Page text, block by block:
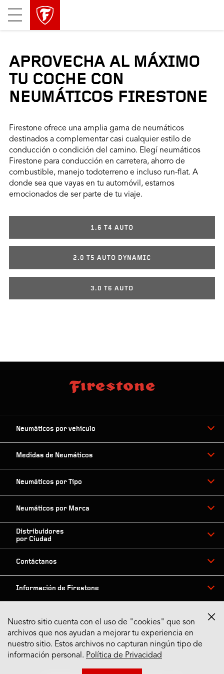
Mobile
Menu
APROVECHA AL MÁXIMO
TU COCHE CON
NEUMÁTICOS FIRESTONE
Firestone ofrece una amplia gama de neumáticos
destinados a complementar casi cualquier estilo de
conducción o condición del camino. Elegí neumáticos
Firestone para conducción en carretera, ahorro de
combustible, manejo todoterreno e incluso run-flat. A
donde sea que vayas en tu automóvil, estamos
emocionados de ser parte de tu viaje.
1.6 T4 AUTO
2.0 T5 AUTO DYNAMIC
3.0 T6 AUTO
Neumáticos por vehículo
Medidas de Neumáticos
Neumáticos por Tipo
Neumáticos por Marca
Distribuidores
por Ciudad
Contáctanos
Información de Firestone
Síguenos en Redes
Nuestro sitio cuenta con el uso de "cookies" que son
archivos que nos ayudan a mejorar tu experiencia en
nuestro sitio. Estos archivos no capturan ningún tipo de
información personal. Política de Privacidad